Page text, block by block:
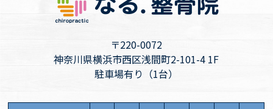
〒220-0072
神奈川県横浜市西区浅間町2-101-4 1F
駐車場有り（1台）